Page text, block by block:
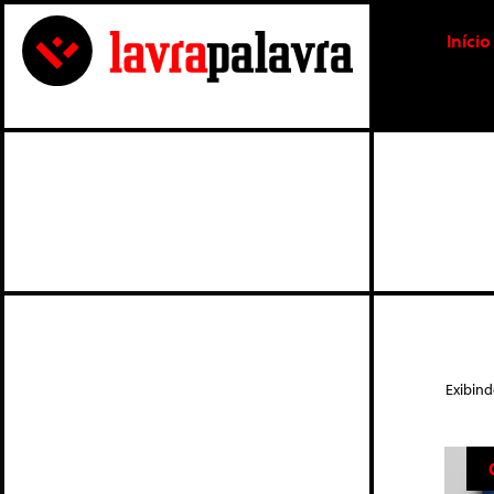
Início